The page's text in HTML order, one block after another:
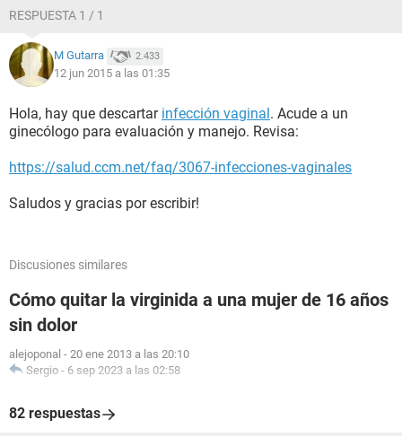
RESPUESTA 1 / 1
M Gutarra 2.433
12 jun 2015 a las 01:35
Hola, hay que descartar infección vaginal. Acude a un
ginecólogo para evaluación y manejo. Revisa:
https://salud.ccm.net/faq/3067-infecciones-vaginales
Saludos y gracias por escribir!
Discusiones similares
Cómo quitar la virginida a una mujer de 16 años
sin dolor
alejoponal - 20 ene 2013 a las 20:10
Sergio - 6 sep 2023 a las 02:58
82 respuestas